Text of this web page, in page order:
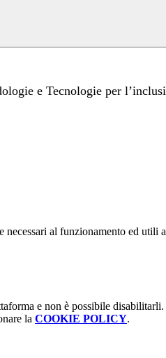
e Tecnologie per
al funzionamento ed utili
e non è possibile disabilitarli.
la COOKIE POLICY.